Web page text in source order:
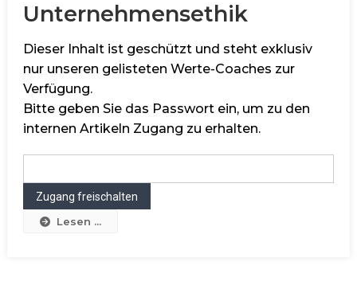
Unternehmensethik
Dieser Inhalt ist geschützt und steht exklusiv
nur unseren gelisteten Werte-Coaches zur
Verfügung.
Bitte geben Sie das Passwort ein, um zu den
internen Artikeln Zugang zu erhalten.
Lesen ...